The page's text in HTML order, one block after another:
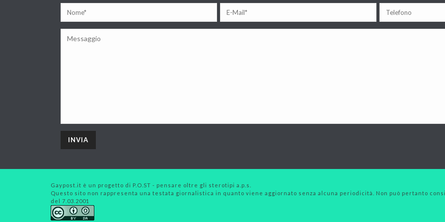
Gaypost.it è un progetto di P.O.ST - pensare oltre gli sterotipi a.p.s.
Questo sito non rappresenta una testata giornalistica in quanto viene aggiornato senza alcuna periodicità. Non può pertanto
del 7.03.2001